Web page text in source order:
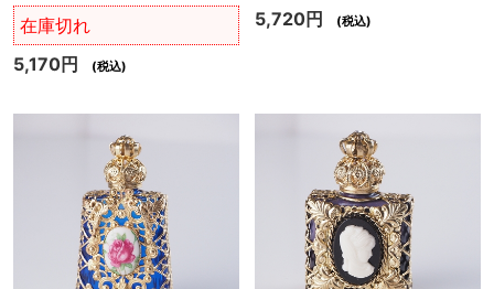
在庫切れ
5,170円
(税込)
5,720円
(税込)